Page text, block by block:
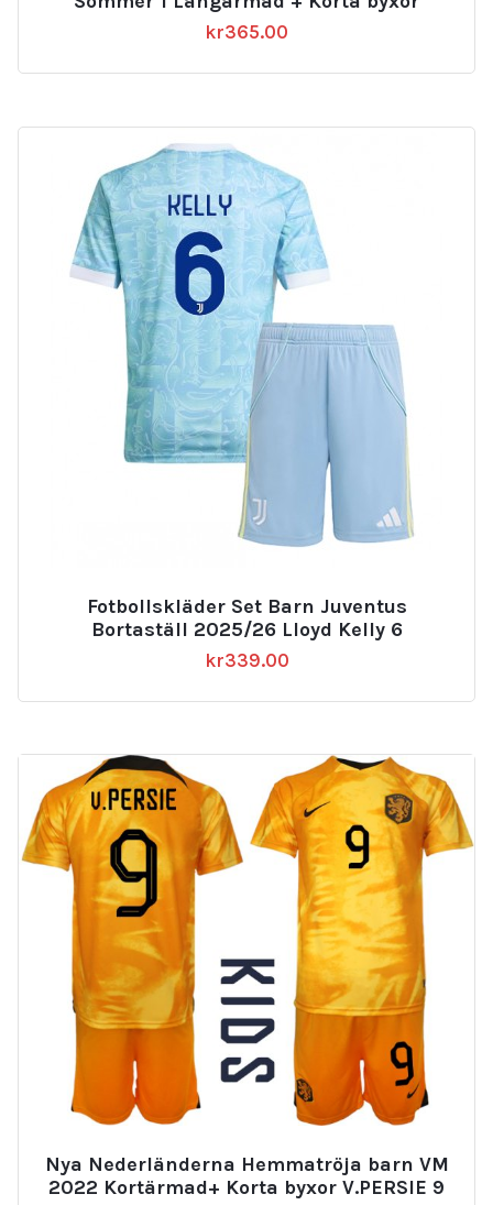
kr365.00
Fotbollskläder Set Barn Juventus
Bortaställ 2025/26 Lloyd Kelly 6
kr339.00
Nya Nederländerna Hemmatröja barn VM
2022 Kortärmad+ Korta byxor V.PERSIE 9